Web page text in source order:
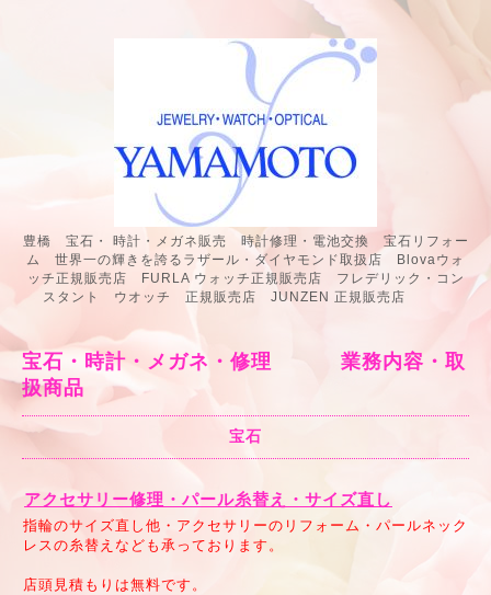
豊橋 宝石・ 時計・メガネ販売 時計修理・電池交換 宝石リフォー
ム 世界一の輝きを誇るラザール・ダイヤモンド取扱店 Blovaウォ
ッチ正規販売店 FURLA ウォッチ正規販売店 フレデリック・コン
スタント ウオッチ 正規販売店 JUNZEN 正規販売店
宝石・時計・メガネ・修理 業務内容・取
扱商品
宝石
アクセサリー修理・パール糸替え・サイズ直し
指輪のサイズ直し他・アクセサリーのリフォーム・パールネック
レスの糸替えなども承っております。
店頭見積もりは無料です。